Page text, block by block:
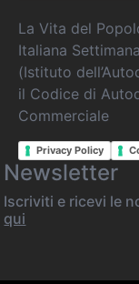
La Vita del
Italiana
(Istituto
il Codice di
Commerciale
Privacy Policy
Newsletter
Iscriviti e ricevi le
qui